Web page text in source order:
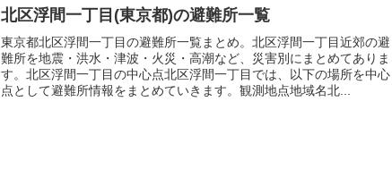
北区浮間一丁目(東京都)の避難所一覧
東京都北区浮間一丁目の避難所一覧まとめ。北区浮間一丁目近郊の避
難所を地震・洪水・津波・火災・高潮など、災害別にまとめてありま
す。北区浮間一丁目の中心点北区浮間一丁目では、以下の場所を中心
点として避難所情報をまとめていきます。観測地点地域名北...